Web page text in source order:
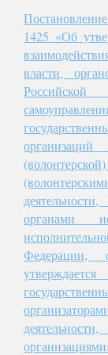
1425 «Об
власти,
организаций
органами
Федерации,